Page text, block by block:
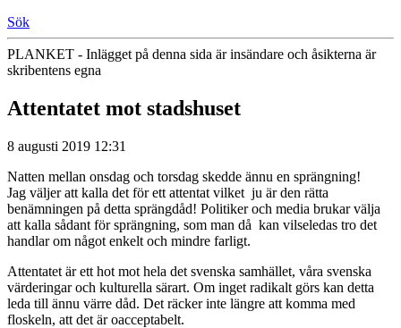
Sök
PLANKET - Inlägget på denna sida är insändare och åsikterna är
skribentens egna
Attentatet mot stadshuset
8 augusti 2019 12:31
Natten mellan onsdag och torsdag skedde ännu en sprängning!
Jag väljer att kalla det för ett attentat vilket ju är den rätta
benämningen på detta sprängdåd! Politiker och media brukar välja
att kalla sådant för sprängning, som man då kan vilseledas tro det
handlar om något enkelt och mindre farligt.
Attentatet är ett hot mot hela det svenska samhället, våra svenska
värderingar och kulturella särart. Om inget radikalt görs kan detta
leda till ännu värre dåd. Det räcker inte längre att komma med
floskeln, att det är oacceptabelt.